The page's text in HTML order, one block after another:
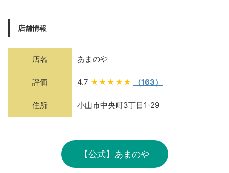
店舗情報
店名 あまのや
評価 4.7 ★★★★★ （163）
住所 小山市中央町3丁目1-29
【公式】あまのや